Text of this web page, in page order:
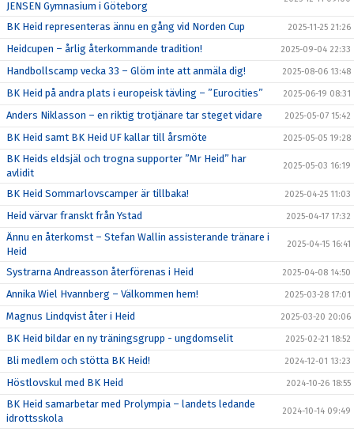
JENSEN Gymnasium i Göteborg
BK Heid representeras ännu en gång vid Norden Cup 2025-11-25 21:26
Heidcupen – årlig återkommande tradition! 2025-09-04 22:33
Handbollscamp vecka 33 – Glöm inte att anmäla dig! 2025-08-06 13:48
BK Heid på andra plats i europeisk tävling – ”Eurocities” 2025-06-19 08:31
Anders Niklasson – en riktig trotjänare tar steget vidare 2025-05-07 15:42
BK Heid samt BK Heid UF kallar till årsmöte 2025-05-05 19:28
BK Heids eldsjäl och trogna supporter ”Mr Heid” har
avlidit
2025-05-03 16:19
BK Heid Sommarlovscamper är tillbaka! 2025-04-25 11:03
Heid värvar franskt från Ystad 2025-04-17 17:32
Ännu en återkomst – Stefan Wallin assisterande tränare i
Heid
2025-04-15 16:41
Systrarna Andreasson återförenas i Heid 2025-04-08 14:50
Annika Wiel Hvannberg – Välkommen hem! 2025-03-28 17:01
Magnus Lindqvist åter i Heid 2025-03-20 20:06
BK Heid bildar en ny träningsgrupp - ungdomselit 2025-02-21 18:52
Bli medlem och stötta BK Heid! 2024-12-01 13:23
Höstlovskul med BK Heid 2024-10-26 18:55
BK Heid samarbetar med Prolympia – landets ledande
idrottsskola
2024-10-14 09:49